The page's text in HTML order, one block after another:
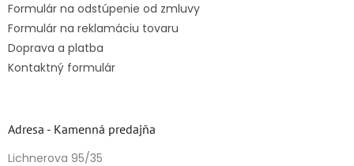
Formulár na odstúpenie od zmluvy
Formulár na reklamáciu tovaru
Doprava a platba
Kontaktný formulár
Adresa - Kamenná predajňa
Lichnerova 95/35